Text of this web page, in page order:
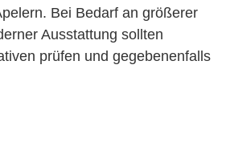
Bei Bedarf an größerer
Ausstattung sollten
prüfen und gegebenenfalls